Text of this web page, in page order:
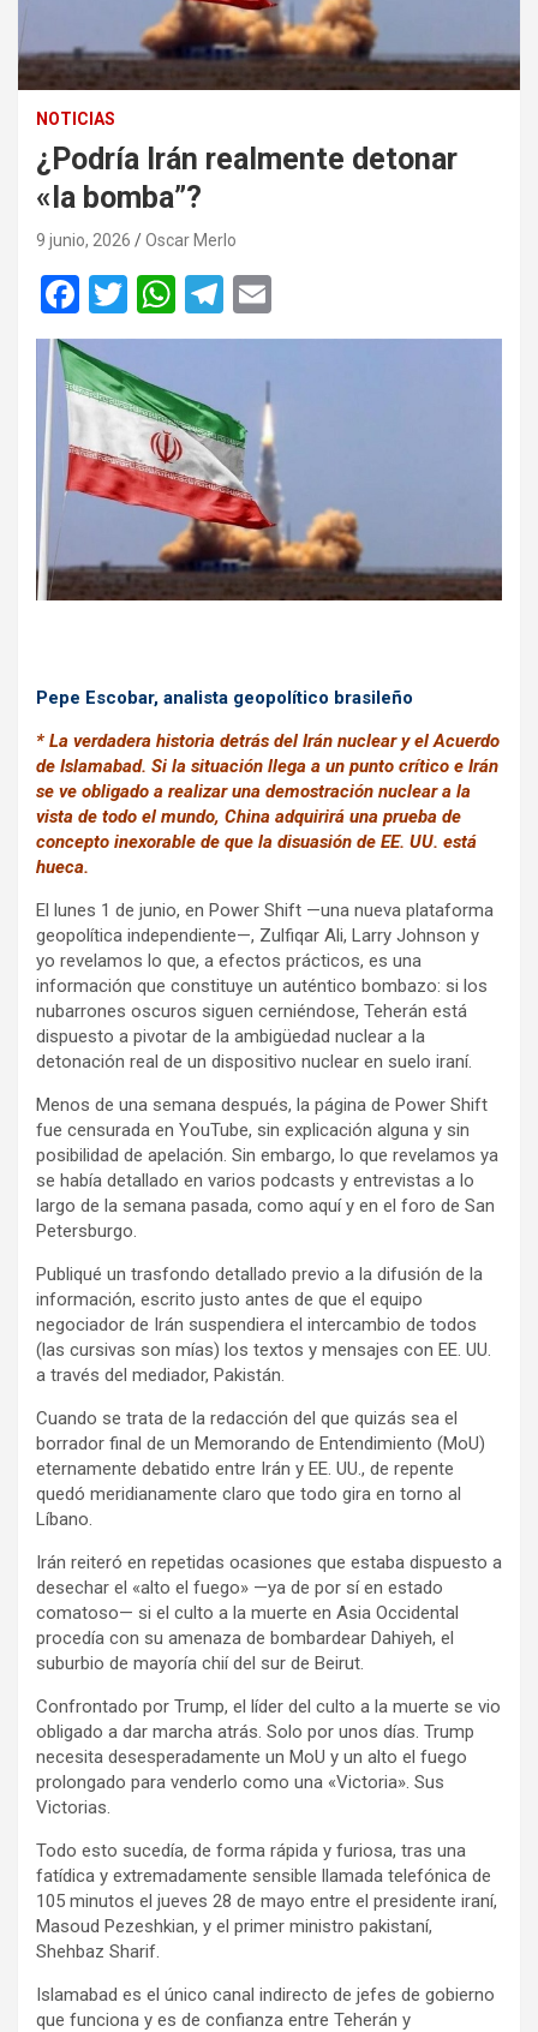
NOTICIAS
¿Podría Irán realmente detonar
«la bomba”?
9 junio, 2026 Oscar Merlo
F
a
ce
b
o
o
T
wi
tt
er
W
h
s
A
p
p
T
el
gr
a
m
m
Pepe Escobar, analista geopolítico brasileño
* La verdadera historia detrás del Irán nuclear y el Acuerdo
de Islamabad. Si la situación llega a un punto crítico e Irán
se ve obligado a realizar una demostración nuclear a la
vista de todo el mundo, China adquirirá una prueba de
concepto inexorable de que la disuasión de EE. UU. está
hueca.
El lunes 1 de junio, en Power Shift —una nueva plataforma
geopolítica independiente—, Zulfiqar Ali, Larry Johnson y
yo revelamos lo que, a efectos prácticos, es una
información que constituye un auténtico bombazo: si los
nubarrones oscuros siguen cerniéndose, Teherán está
dispuesto a pivotar de la ambigüedad nuclear a la
detonación real de un dispositivo nuclear en suelo iraní.
Menos de una semana después, la página de Power Shift
fue censurada en YouTube, sin explicación alguna y sin
posibilidad de apelación. Sin embargo, lo que revelamos ya
se había detallado en varios podcasts y entrevistas a lo
largo de la semana pasada, como aquí y en el foro de San
Petersburgo.
Publiqué un trasfondo detallado previo a la difusión de la
información, escrito justo antes de que el equipo
negociador de Irán suspendiera el intercambio de todos
(las cursivas son mías) los textos y mensajes con EE. UU.
a través del mediador, Pakistán.
Cuando se trata de la redacción del que quizás sea el
borrador final de un Memorando de Entendimiento (MoU)
eternamente debatido entre Irán y EE. UU., de repente
quedó meridianamente claro que todo gira en torno al
Líbano.
Irán reiteró en repetidas ocasiones que estaba dispuesto a
desechar el «alto el fuego» —ya de por sí en estado
comatoso— si el culto a la muerte en Asia Occidental
procedía con su amenaza de bombardear Dahiyeh, el
suburbio de mayoría chií del sur de Beirut.
Confrontado por Trump, el líder del culto a la muerte se vio
obligado a dar marcha atrás. Solo por unos días. Trump
necesita desesperadamente un MoU y un alto el fuego
prolongado para venderlo como una «Victoria». Sus
Victorias.
Todo esto sucedía, de forma rápida y furiosa, tras una
fatídica y extremadamente sensible llamada telefónica de
105 minutos el jueves 28 de mayo entre el presidente iraní,
Masoud Pezeshkian, y el primer ministro pakistaní,
Shehbaz Sharif.
Islamabad es el único canal indirecto de jefes de gobierno
que funciona y es de confianza entre Teherán y